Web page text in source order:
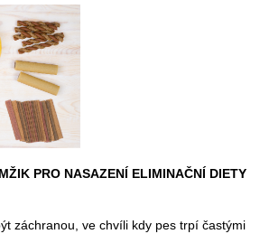
PRO NASAZENÍ ELIMINAČNÍ DIETY
záchranou, ve chvíli kdy pes trpí častými